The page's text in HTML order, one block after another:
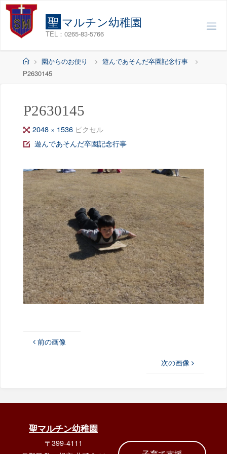
コ
聖 マルチン幼稚園
TEL：0265-83-5766
ホ
ー
園からのお便り
遊んであそんだ卒園記念行事
P2630145
P2630145
フ
ル
イ
ズ
2048 × 1536 ピクセル
遊んであそんだ卒園記念行事
前の画像
次の画像
聖マルチン幼稚園
〒399-4111